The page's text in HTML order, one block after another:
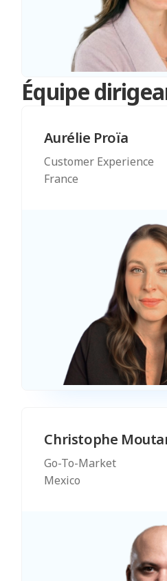
Équipe
Aurélie Proïa
Customer Experience
France
Christophe
Go-To-Market
Mexico